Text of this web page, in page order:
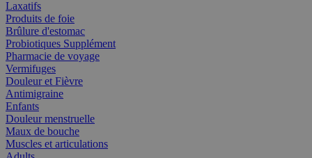
Laxatifs
Produits de foie
Brûlure d'estomac
Probiotiques Supplément
Pharmacie de voyage
Vermifuges
Douleur et Fièvre
Antimigraine
Enfants
Douleur menstruelle
Maux de bouche
Muscles et articulations